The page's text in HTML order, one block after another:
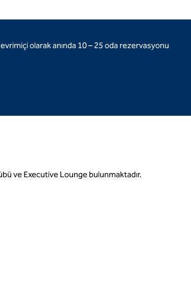
olarak anında 10 – 25 oda rezervasyonu
ve Executive Lounge bulunmaktadır.